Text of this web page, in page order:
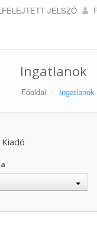
JELSZÓ
Ingatlanok
Főoldal Ingatlanok
Kiadó